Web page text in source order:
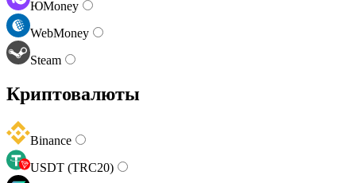
ЮMoney
WebMoney
Steam
Криптовалюты
Binance
USDT (TRC20)